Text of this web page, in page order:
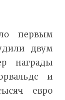
первым
двум
награды
и
евро